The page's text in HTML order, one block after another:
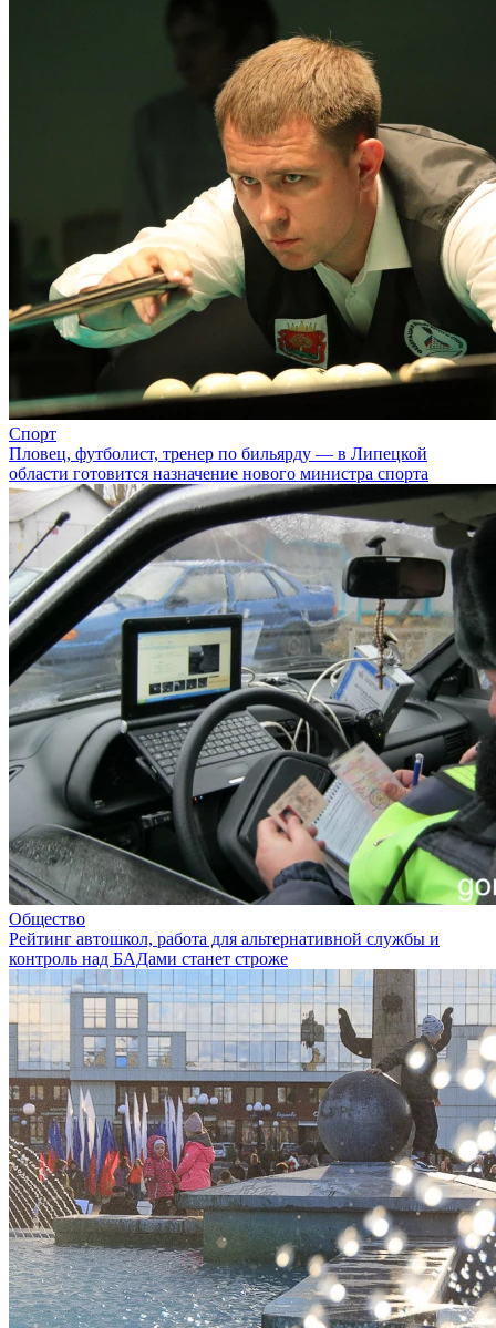
Спорт
Пловец, футболист, тренер по бильярду — в Липецкой
области готовится назначение нового министра спорта
Общество
Рейтинг автошкол, работа для альтернативной службы и
контроль над БАДами станет строже